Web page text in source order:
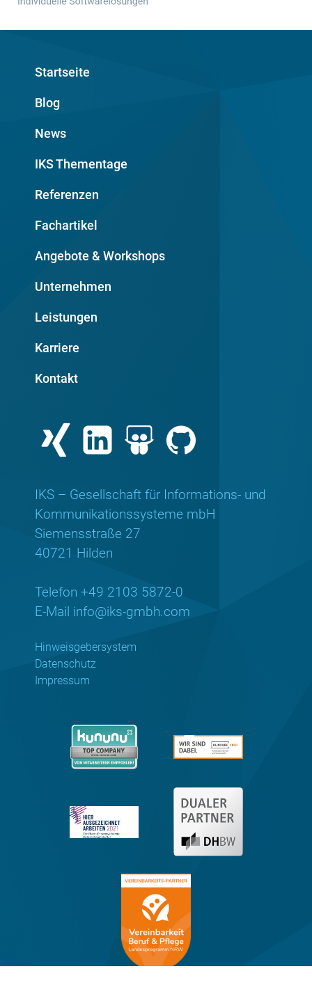
Startseite
Blog
News
IKS Thementage
Referenzen
Fachartikel
Angebote & Workshops
Unternehmen
Leistungen
Karriere
Kontakt
IKS – Gesellschaft für Informations- und
Kommunikationssysteme mbH
Siemensstraße 27
40721 Hilden
Telefon +49 2103 5872-0
E-Mail info@iks-gmbh.com
Hinweisgebersystem
Datenschutz
Impressum